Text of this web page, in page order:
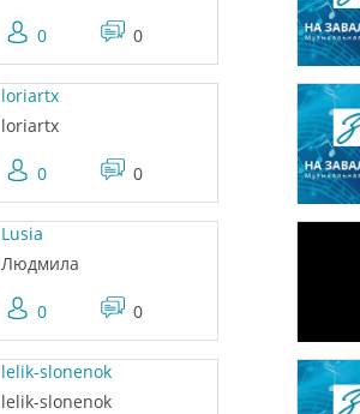
0 0
loriartx
loriartx
0 0
Lusia
Людмила
0 0
lelik-slonenok
lelik-slonenok